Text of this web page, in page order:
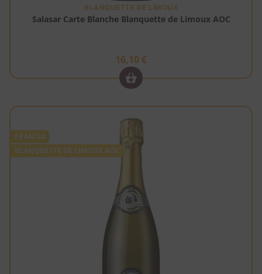
BLANQUETTE DE LIMOUX
Salasar Carte Blanche Blanquette de Limoux AOC
16,10 €
FRANCIA
BLANQUETTE DE LIMOUX AOC